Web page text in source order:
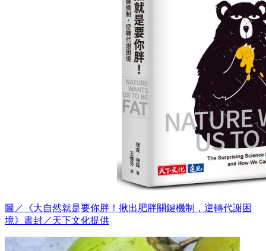
圖／《大自然就是要你胖！揪出肥胖關鍵機制，逆轉代謝困
境》書封／天下文化提供